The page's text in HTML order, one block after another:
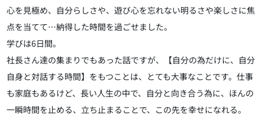
心を見極め、自分らしさや、遊び心を忘れない明るさや楽しさに焦
点を当てて…納得した時間を過ごせました。
学びは6日間。
社長さん達の集まりでもあった話ですが、【自分の為だけに、自分
自身と対話する時間】をもつことは、とても大事なことです。仕事
も家庭もあるけど、長い人生の中で、自分と向き合う為に、ほんの
一瞬時間を止める、立ち止まることで、この先を幸せになれる。